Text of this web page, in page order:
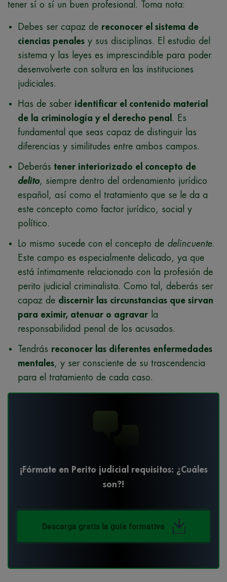
tener sí o sí un buen profesional. Toma nota:
Debes ser capaz de reconocer el sistema de
ciencias penales y sus disciplinas. El estudio del
sistema y las leyes es imprescindible para poder
desenvolverte con soltura en las instituciones
judiciales.
Has de saber identificar el contenido material
de la criminología y el derecho penal . Es
fundamental que seas capaz de distinguir las
diferencias y similitudes entre ambos campos.
Deberás tener interiorizado el concepto de
delito, siempre dentro del ordenamiento jurídico
español, así como el tratamiento que se le da a
este concepto como factor jurídico, social y
político.
Lo mismo sucede con el concepto de delincuente.
Este campo es especialmente delicado, ya que
está íntimamente relacionado con la profesión de
perito judicial criminalista. Como tal, deberás ser
capaz de discernir las circunstancias que sirvan
para eximir, atenuar o agravar la
responsabilidad penal de los acusados.
Tendrás reconocer las diferentes enfermedades
mentales, y ser consciente de su trascendencia
para el tratamiento de cada caso.
¡Fórmate en Perito judicial requisitos: ¿Cuáles
son?!
Descarga gratis la guía formativa